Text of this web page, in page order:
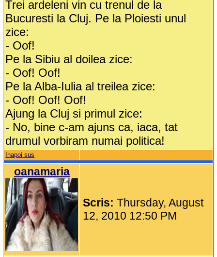
Trei ardeleni vin cu trenul de la
Bucuresti la Cluj. Pe la Ploiesti unul
zice:
- Oof!
Pe la Sibiu al doilea zice:
- Oof! Oof!
Pe la Alba-Iulia al treilea zice:
- Oof! Oof! Oof!
Ajung la Cluj si primul zice:
- No, bine c-am ajuns ca, iaca, tat
drumul vorbiram numai politica!
Inapoi sus
oanamaria
Scris:Thursday, August
12, 2010 12:50 PM